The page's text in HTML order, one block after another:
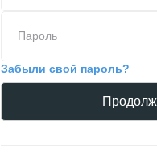
Пароль
Забыли свой пароль?